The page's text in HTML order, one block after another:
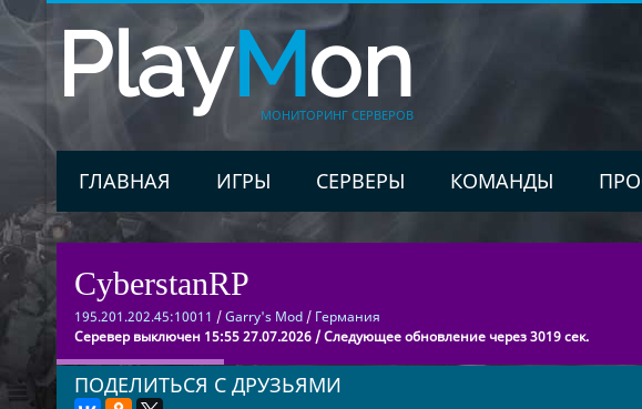
PlayMon
МОНИТОРИНГ СЕРВЕРОВ
ГЛАВНАЯ ИГРЫ СЕРВЕРЫ КОМАНДЫ
CyberstanRP
195.201.202.45:10011 /Garry's Mod/ Германия
Серевер выключен 15:55 27.07.2026 / Следующее обновление через 3019 сек.
ПОДЕЛИТЬСЯ С ДРУЗЬЯМИ